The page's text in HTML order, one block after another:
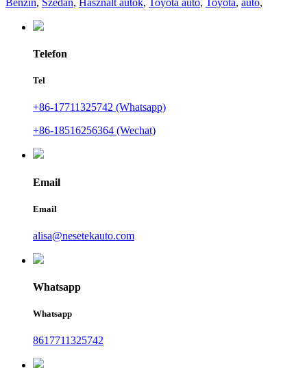
Telefon
Tel
+86-17711325742 (Whatsapp)
+86-18516256364 (Wechat)
Email
Email
alisa@nesetekauto.com
Whatsapp
Whatsapp
8617711325742